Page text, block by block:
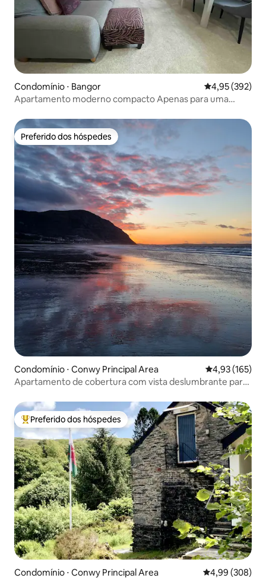
Condomínio ⋅ Bangor 4,95 de uma
4,95 (392)
Apartamento moderno compacto Apenas para uma
Preferido dos hóspedes
Preferido dos hóspedes
Condomínio ⋅ Conwy Principal Area 4,93 de uma
4,93 (165)
Apartamento de cobertura com vista deslumbrante para
Entre os melhores preferidos dos hóspedes
Preferido dos hóspedes
Condomínio ⋅ Conwy Principal Area 4,99 de uma
4,99 (308)